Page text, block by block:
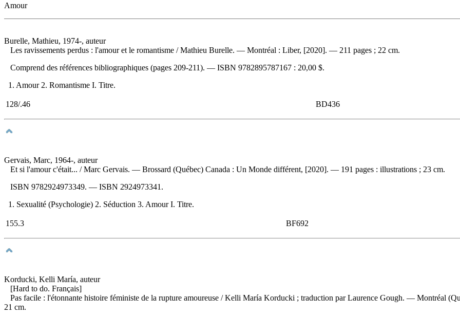
Amour
Burelle, Mathieu, 1974-, auteur
Les ravissements perdus : l'amour et le romantisme / Mathieu Burelle. — Montréal : Liber, [2020]. — 211 pages ; 22 cm.
Comprend des références bibliographiques (pages 209-211). — ISBN 9782895787167 : 20,00 $.
1. Amour 2. Romantisme I. Titre.
128/.46 BD436
Gervais, Marc, 1964-, auteur
Et si l'amour c'était... / Marc Gervais. — Brossard (Québec) Canada : Un Monde différent, [2020]. — 191 pages : illustrations ; 23 cm.
ISBN 9782924973349. — ISBN 2924973341 .
1. Sexualité (Psychologie) 2. Séduction 3. Amour I. Titre.
155.3 BF692
Korducki, Kelli María, auteur
[Hard to do. Français]
Pas facile : l'étonnante histoire féministe de la rupture amoureuse / Kelli María Korducki ; traduction par Laurence Gough. — Montréal
21 cm.